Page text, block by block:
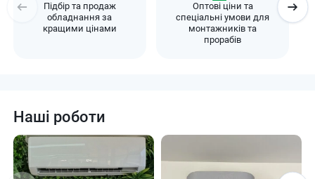
Підбір та продаж
обладнання за
кращими цінами
Оптові ціни та
спеціальні умови для
монтажників та
прорабів
Наші роботи